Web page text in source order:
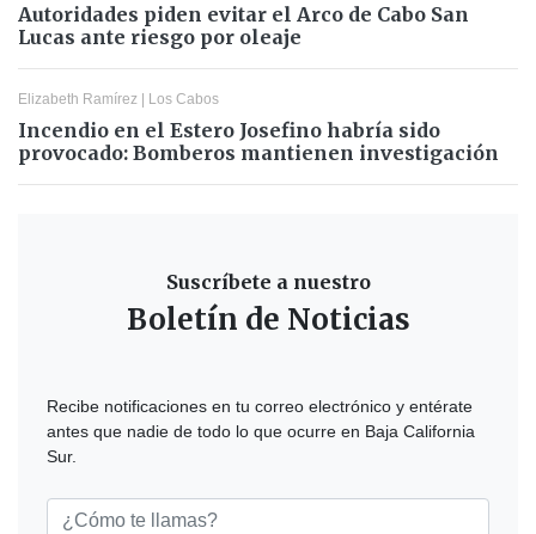
Autoridades piden evitar el Arco de Cabo San
Lucas ante riesgo por oleaje
Elizabeth Ramírez | Los Cabos
Incendio en el Estero Josefino habría sido
provocado: Bomberos mantienen investigación
Suscríbete a nuestro
Boletín de Noticias
Recibe notificaciones en tu correo electrónico y entérate
antes que nadie de todo lo que ocurre en Baja California
Sur.